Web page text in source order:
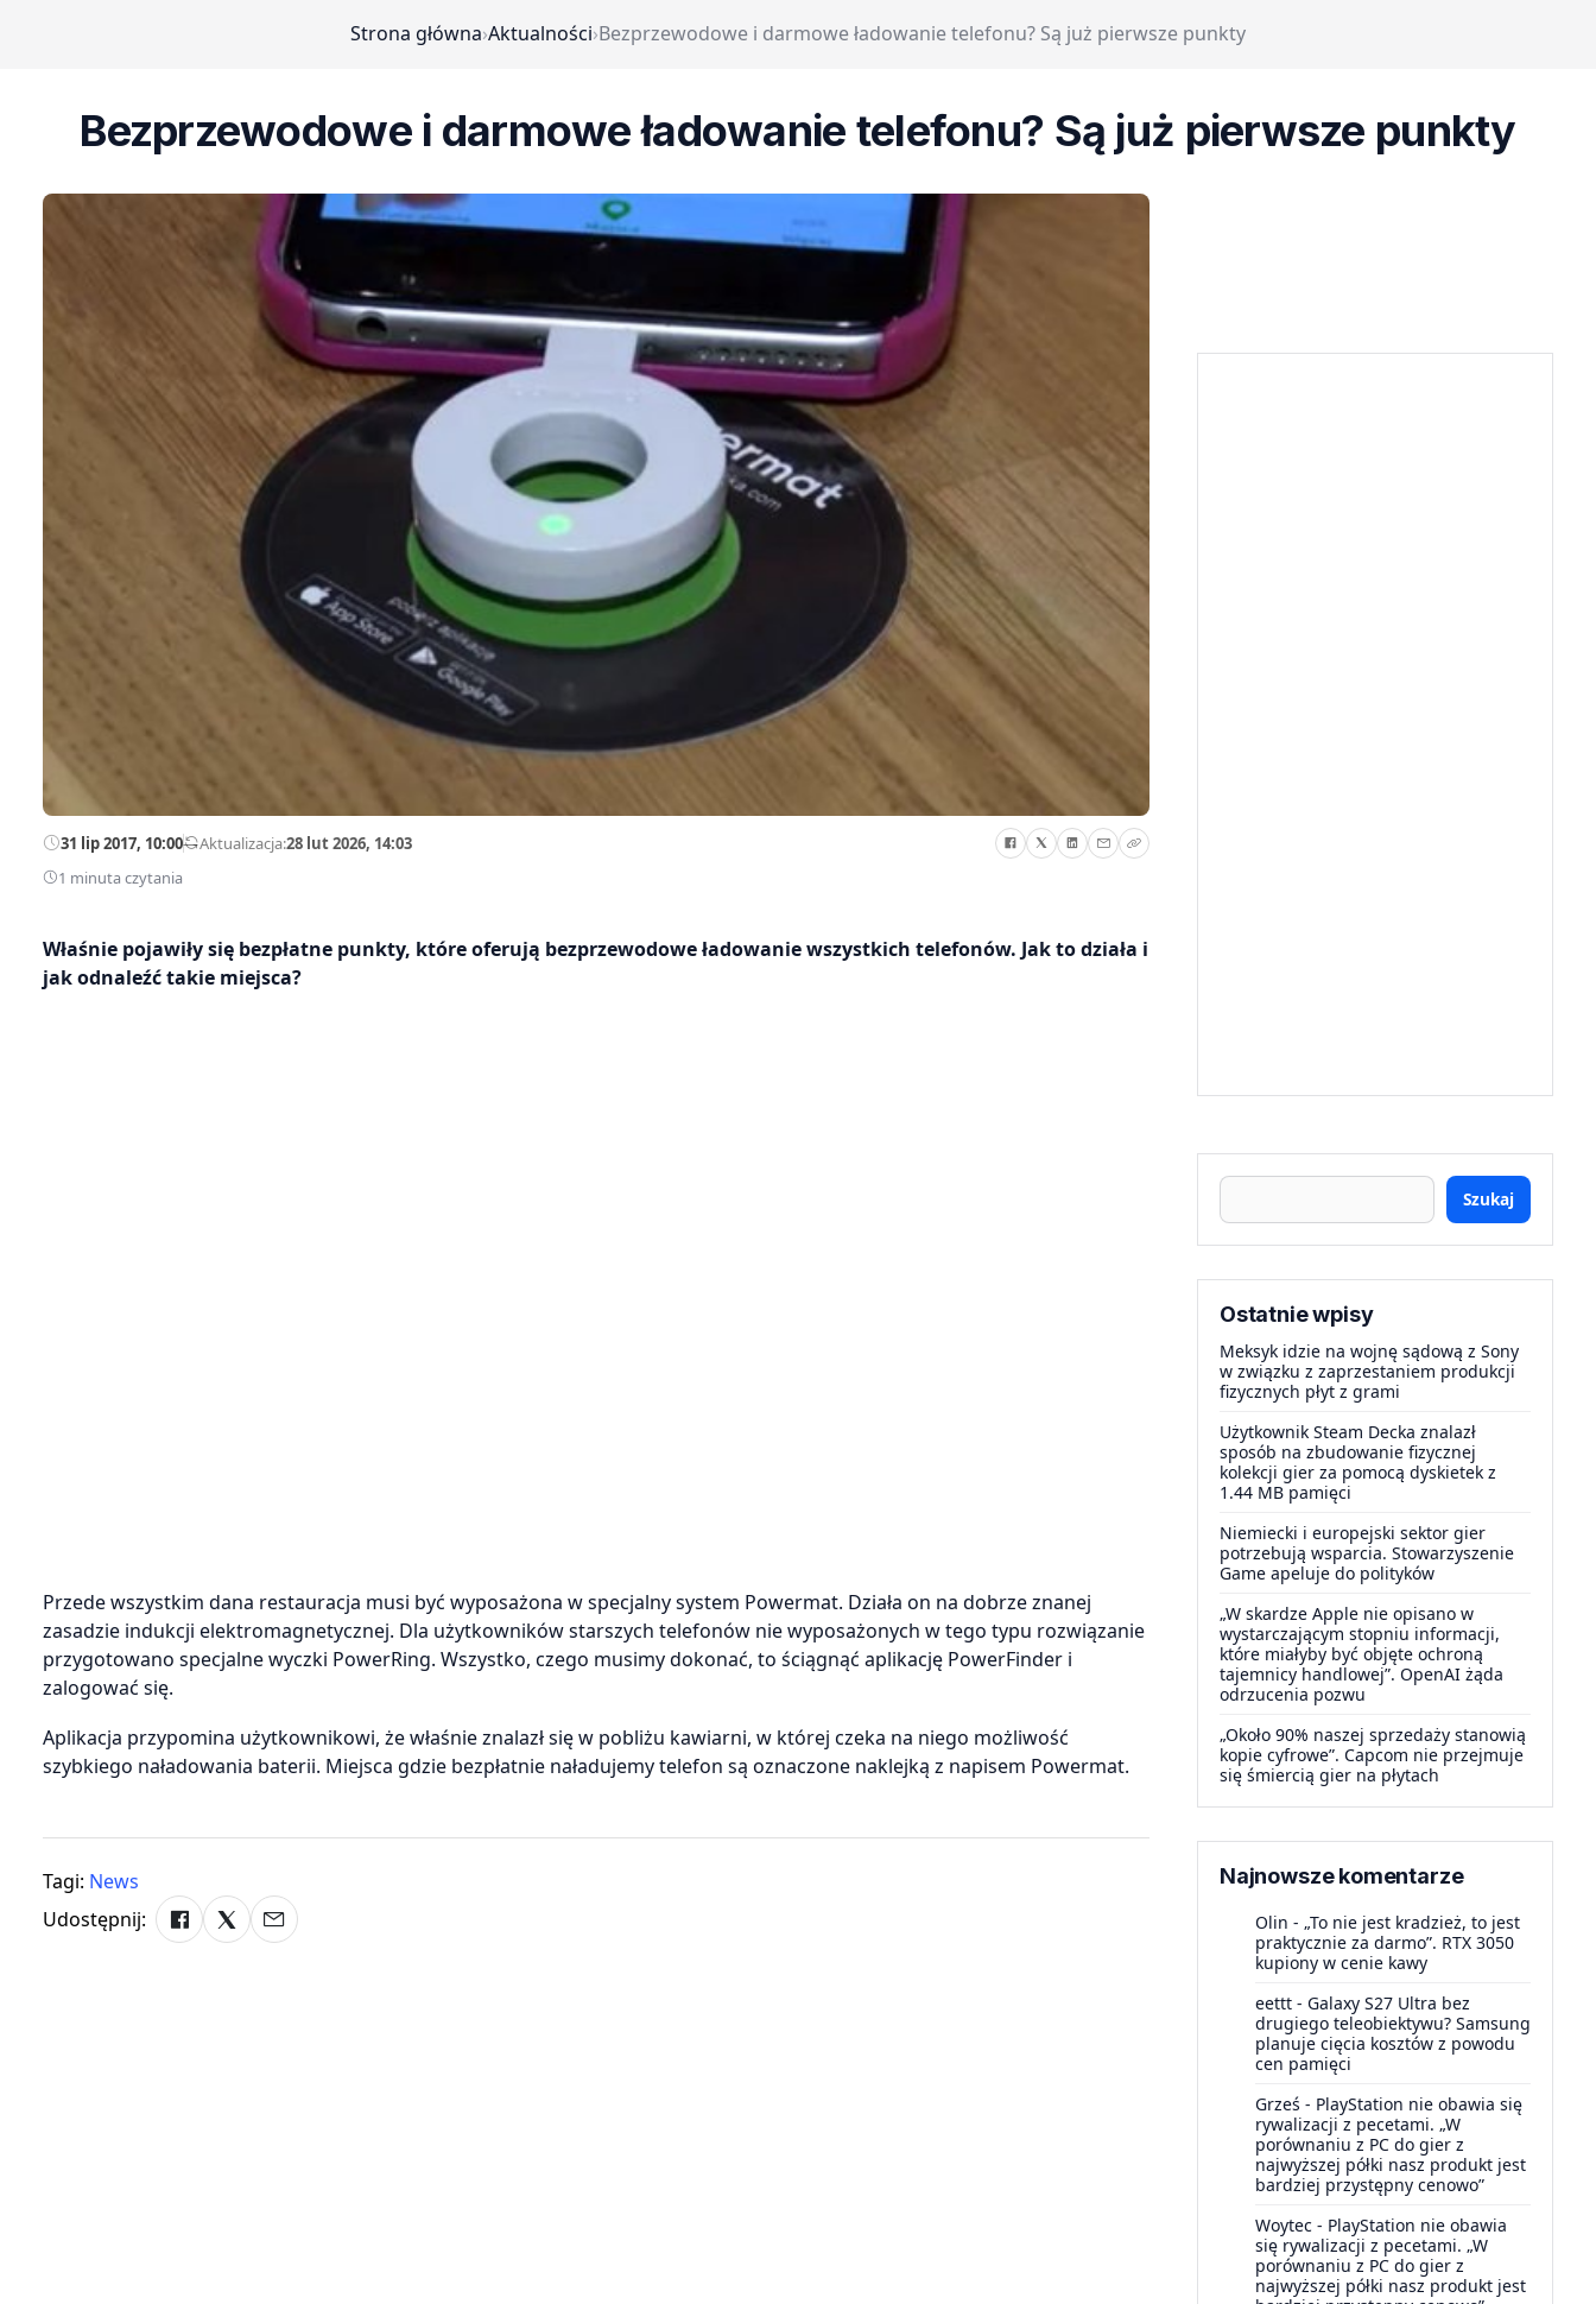
Strona główna›Aktualności›Bezprzewodowe i darmowe ładowanie telefonu? Są już pierwsze punkty
Bezprzewodowe i darmowe ładowanie telefonu? Są już pierwsze punkty
31 lip 2017, 10:00—Aktualizacja:28 lut 2026, 14:03
1 minuta czytania
Właśnie pojawiły się bezpłatne punkty, które oferują bezprzewodowe ładowanie wszystkich telefonów. Jak to działa i
jak odnaleźć takie miejsca?
Przede wszystkim dana restauracja musi być wyposażona w specjalny system Powermat. Działa on na dobrze znanej
zasadzie indukcji elektromagnetycznej. Dla użytkowników starszych telefonów nie wyposażonych w tego typu rozwiązanie
przygotowano specjalne wyczki PowerRing. Wszystko, czego musimy dokonać, to ściągnąć aplikację PowerFinder i
zalogować się.
Aplikacja przypomina użytkownikowi, że właśnie znalazł się w pobliżu kawiarni, w której czeka na niego możliwość
szybkiego naładowania baterii. Miejsca gdzie bezpłatnie naładujemy telefon są oznaczone naklejką z napisem Powermat.
Tagi: News
Udostępnij:
Szukaj
Ostatnie wpisy
Meksyk idzie na wojnę sądową z Sony
w związku z zaprzestaniem produkcji
fizycznych płyt z grami
Użytkownik Steam Decka znalazł
sposób na zbudowanie fizycznej
kolekcji gier za pomocą dyskietek z
1.44 MB pamięci
Niemiecki i europejski sektor gier
potrzebują wsparcia. Stowarzyszenie
Game apeluje do polityków
„W skardze Apple nie opisano w
wystarczającym stopniu informacji,
które miałyby być objęte ochroną
tajemnicy handlowej”. OpenAI żąda
odrzucenia pozwu
„Około 90% naszej sprzedaży stanowią
kopie cyfrowe”. Capcom nie przejmuje
się śmiercią gier na płytach
Najnowsze komentarze
Olin - „To nie jest kradzież, to jest
praktycznie za darmo”. RTX 3050
kupiony w cenie kawy
eettt - Galaxy S27 Ultra bez
drugiego teleobiektywu? Samsung
planuje cięcia kosztów z powodu
cen pamięci
Grześ - PlayStation nie obawia się
rywalizacji z pecetami. „W
porównaniu z PC do gier z
najwyższej półki nasz produkt jest
bardziej przystępny cenowo”
Woytec - PlayStation nie obawia
się rywalizacji z pecetami. „W
porównaniu z PC do gier z
najwyższej półki nasz produkt jest